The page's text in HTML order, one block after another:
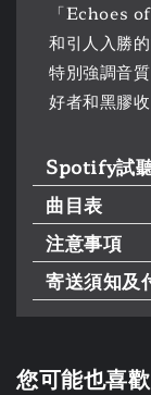
「Echoes
和引人入勝
特別強調音
好者和黑膠
Spotify試
曲目表
注意事項
寄送須知及
您可能也喜歡